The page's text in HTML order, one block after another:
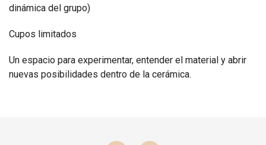
dinámica del grupo)
Cupos limitados
Un espacio para experimentar, entender el material y abrir
nuevas posibilidades dentro de la cerámica.